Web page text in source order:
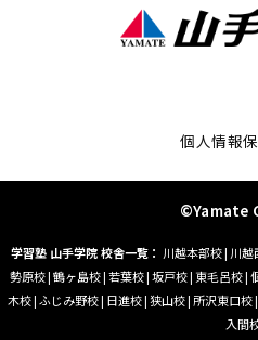
個人情報
©Yamate
学習塾 山手学院 校舎一覧： 川越本部校| 川越
勢原校|鶴ヶ島校|若葉校|坂戸校| 東毛呂校|
木校|ふじみ野校| 日進校|狭山校| 所沢東口校|
入間